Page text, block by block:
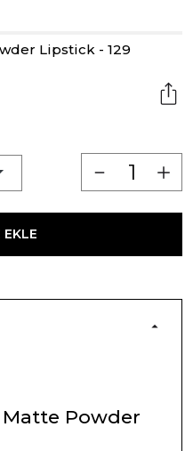
Lipstick - 129
EKLE
Matte Powder